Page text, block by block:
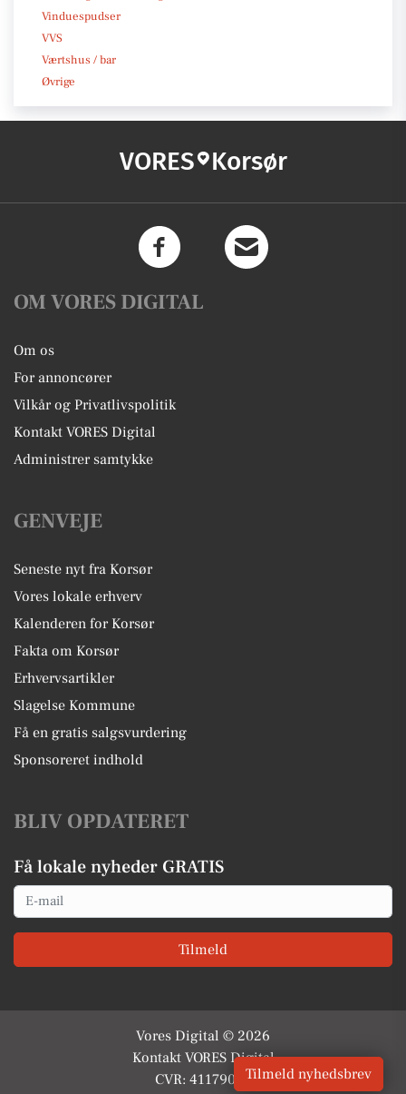
Vinduespudser
VVS
Værtshus / bar
Øvrige
VORES Korsør
OM VORES DIGITAL
Om os
For annoncører
Vilkår og Privatlivspolitik
Kontakt VORES Digital
Administrer samtykke
GENVEJE
Seneste nyt fra Korsør
Vores lokale erhverv
Kalenderen for Korsør
Fakta om Korsør
Erhvervsartikler
Slagelse Kommune
Få en gratis salgsvurdering
Sponsoreret indhold
BLIV OPDATERET
Få lokale nyheder GRATIS
Email
Tilmeld
Vores Digital © 2026
Kontakt VORES Digital
CVR: 41179082Tilmeld nyhedsbrev